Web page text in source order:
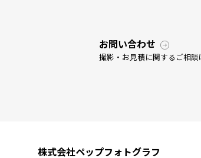
お問い合わせ
撮影・お見積に関するご相談
株式会社ペップフォトグラフ